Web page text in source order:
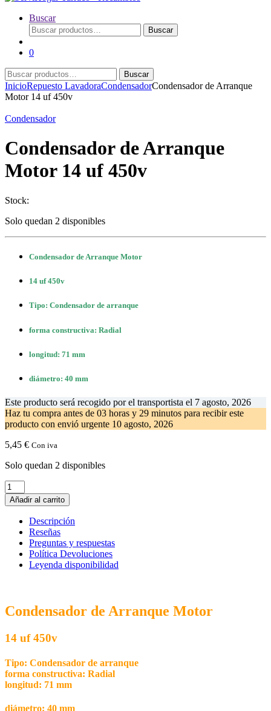
Buscar
Buscar
por:
Buscar
0
Buscar
por:
Buscar
InicioRepuesto LavadoraCondensadorCondensador de Arranque
Motor 14 uf 450v
Condensador
Condensador de Arranque
Motor 14 uf 450v
Stock:
Solo quedan 2 disponibles
Condensador de Arranque Motor
14 uf 450v
Tipo: Condensador de arranque
forma constructiva: Radial
longitud: 71 mm
diámetro: 40 mm
Este producto será recogido por el transportista el 7 agosto, 2026
Haz tu compra antes de 03 horas y 29 minutos para recibir este
producto con envió urgente 10 agosto, 2026
5,45 € Con iva
Solo quedan 2 disponibles
Condensador
de
Arranque
Motor
450v
cantidad
Añadir al carrito
Descripción
Reseñas
Preguntas y respuestas
Política Devoluciones
Leyenda disponibilidad
Condensador de Arranque Motor
14 uf 450v
Tipo: Condensador de arranque
forma constructiva: Radial
longitud: 71 mm
diámetro: 40 mm